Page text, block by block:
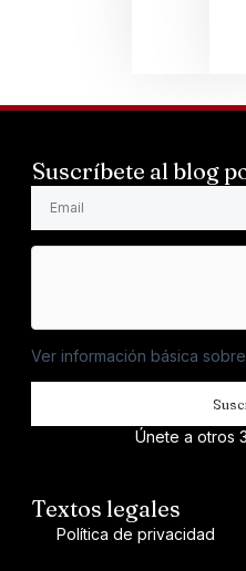
Suscríbete al blog
Ver información básica
Únete a otros
Textos legales
Política de privacidad